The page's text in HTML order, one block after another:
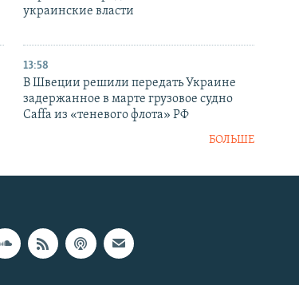
украинские власти
13:58
В Швеции решили передать Украине
задержанное в марте грузовое судно
Caffa из «теневого флота» РФ
БОЛЬШЕ